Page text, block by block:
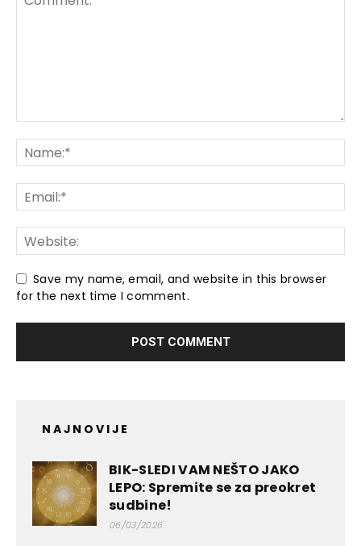
Save my name, email, and website in this browser
for the next time I comment.
NAJNOVIJE
BIK-SLEDI VAM NEŠTO JAKO
LEPO: Spremite se za preokret
sudbine!
06/03/2026